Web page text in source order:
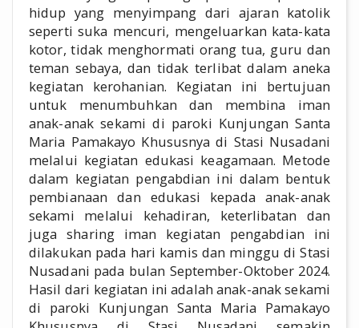
hidup yang menyimpang dari ajaran katolik
seperti suka mencuri, mengeluarkan kata-kata
kotor, tidak menghormati orang tua, guru dan
teman sebaya, dan tidak terlibat dalam aneka
kegiatan kerohanian. Kegiatan ini bertujuan
untuk menumbuhkan dan membina iman
anak-anak sekami di paroki Kunjungan Santa
Maria Pamakayo Khususnya di Stasi Nusadani
melalui kegiatan edukasi keagamaan. Metode
dalam kegiatan pengabdian ini dalam bentuk
pembianaan dan edukasi kepada anak-anak
sekami melalui kehadiran, keterlibatan dan
juga sharing iman kegiatan pengabdian ini
dilakukan pada hari kamis dan minggu di Stasi
Nusadani pada bulan September-Oktober 2024.
Hasil dari kegiatan ini adalah anak-anak sekami
di paroki Kunjungan Santa Maria Pamakayo